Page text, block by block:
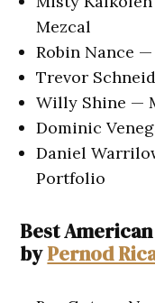
Mezcal
Robin Nance
Trevor
Willy Shine —
Dominic
Daniel
Portfolio
Best
byPernod